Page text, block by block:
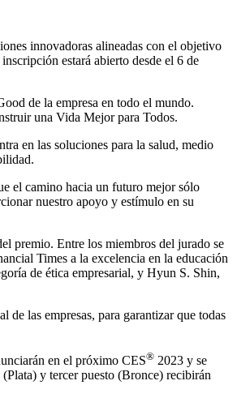
innovadoras alineadas con el objetivo
estará abierto desde el 6 de
de la empresa en todo el mundo.
una Vida Mejor para Todos.
en las soluciones para la salud, medio
el camino hacia un futuro mejor sólo
nuestro apoyo y estímulo en su
premio. Entre los miembros del jurado se
Times a la excelencia en la educación
de ética empresarial, y Hyun S. Shin,
las empresas, para garantizar que todas
en el próximo CES® 2023 y se
y tercer puesto (Bronce) recibirán